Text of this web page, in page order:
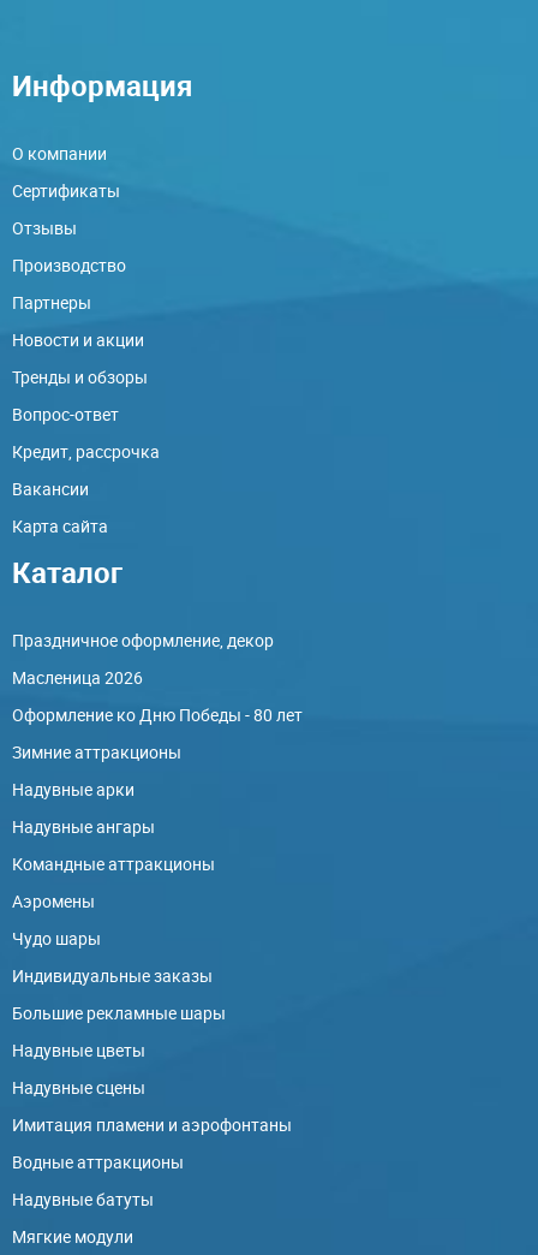
Информация
О компании
Сертификаты
Отзывы
Производство
Партнеры
Новости и акции
Тренды и обзоры
Вопрос-ответ
Кредит, рассрочка
Вакансии
Карта сайта
Каталог
Праздничное оформление, декор
Масленица 2026
Оформление ко Дню Победы - 80 лет
Зимние аттракционы
Надувные арки
Надувные ангары
Командные аттракционы
Аэромены
Чудо шары
Индивидуальные заказы
Большие рекламные шары
Надувные цветы
Надувные сцены
Имитация пламени и аэрофонтаны
Водные аттракционы
Надувные батуты
Мягкие модули